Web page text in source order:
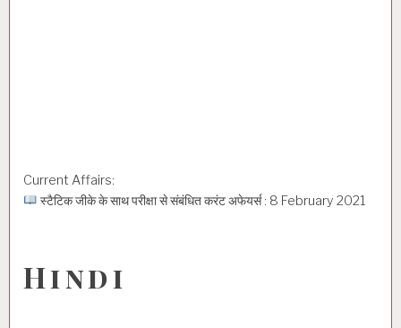
Current Affairs:
स्टैटिक जीके के साथ परीक्षा से संबंधित करंट अफेयर्स : 8 February 2021
Hindi